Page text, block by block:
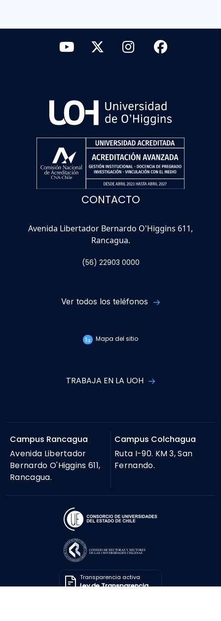
CONTACTO
Avenida Libertador Bernardo O'Higgins 611,
Rancagua.
(56) 22903 0000
Ver todos los teléfonos
Mapa del sitio
TRABAJA EN LA UOH
Campus Rancagua
Avenida Libertador
Bernardo O'Higgins 611,
Rancagua.
Campus Colchagua
Ruta I-90. KM 3, San
Fernando.
Transparencia activa
Ley de Transparencia